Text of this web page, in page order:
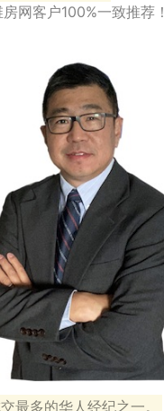
网客户100%一致推荐！
最多的华人经纪之一。